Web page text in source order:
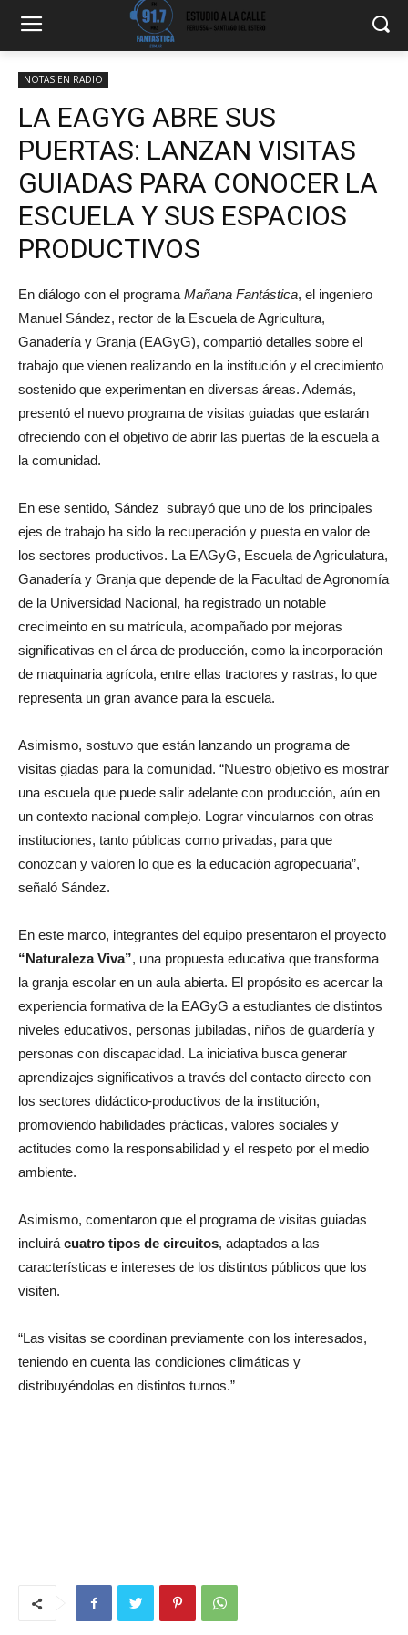
NOTAS EN RADIO
LA EAGYG ABRE SUS
PUERTAS: LANZAN VISITAS
GUIADAS PARA CONOCER LA
ESCUELA Y SUS ESPACIOS
PRODUCTIVOS
En diálogo con el programa Mañana Fantástica, el ingeniero
Manuel Sández, rector de la Escuela deAgricultura,
Ganadería y Granja (EAGyG), compartió detalles sobre el
trabajo que vienen realizando en la institución y el crecimiento
sostenido que experimentan en diversas áreas. Además,
presentó el nuevo programa de visitas guiadas que estarán
ofreciendo con el objetivo de abrir las puertas de la escuela a
la comunidad.
En ese sentido, Sández subrayó que uno de los principales
ejes de trabajo ha sido la recuperación y puesta en valor de
los sectores productivos. La EAGyG, Escuela de Agriculatura,
Ganadería y Granja que depende de la Facultad de Agronomía
de la Universidad Nacional, ha registrado un notable
crecimeinto en su matrícula, acompañado por mejoras
significativas en el área de producción, como la incorporación
de maquinaria agrícola, entre ellas tractores y rastras, lo que
representa un gran avance para la escuela.
Asimismo, sostuvo que están lanzando un programa de
visitas giadas para la comunidad. “Nuestro objetivo es mostrar
una escuela que puede salir adelante con producción, aún en
un contexto nacional complejo. Lograr vincularnos con otras
instituciones, tanto públicas como privadas, para que
conozcan y valoren lo que es la educación agropecuaria”,
señaló Sández.
En este marco, integrantes del equipo presentaron el proyecto
“Naturaleza Viva”, una propuesta educativa que transforma
la granja escolar en un aula abierta. El propósito es acercar la
experiencia formativa de la EAGyG a estudiantes de distintos
niveles educativos, personas jubiladas, niños de guardería y
personas con discapacidad. La iniciativa busca generar
aprendizajes significativos a través del contacto directo con
los sectores didáctico-productivos de la institución,
promoviendo habilidades prácticas, valores sociales y
actitudes como la responsabilidad y el respeto por el medio
ambiente.
Asimismo, comentaron que el programa de visitas guiadas
incluirá cuatro tipos de circuitos, adaptados a las
características e intereses de los distintos públicos que los
visiten.
“Las visitas se coordinan previamente con los interesados,
teniendo en cuenta las condiciones climáticas y
distribuyéndolas en distintos turnos.”